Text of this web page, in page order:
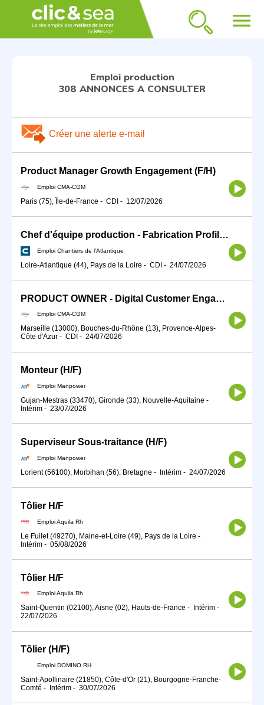
menu
Emploi production
308 ANNONCES A CONSULTER
Créer une alerte e-mail
Product Manager Growth Engagement (F/H)
Emploi CMA-CGM
Paris (75), Île-de-France - CDI - 12/07/2026
Chef d'équipe production - Fabrication Profilés H/F
Emploi Chantiers de l'Atlantique
Loire-Atlantique (44), Pays de la Loire - CDI - 24/07/2026
PRODUCT OWNER - Digital Customer Engagement (H/F) - CMA CGM Siège Social
Emploi CMA-CGM
Marseille (13000), Bouches-du-Rhône (13), Provence-Alpes-
Côte d'Azur - CDI - 24/07/2026
Monteur (H/F)
Emploi Manpower
Gujan-Mestras (33470), Gironde (33), Nouvelle-Aquitaine -
Intérim - 23/07/2026
Superviseur Sous-traitance (H/F)
Emploi Manpower
Lorient (56100), Morbihan (56), Bretagne - Intérim - 24/07/2026
Tôlier H/F
Emploi Aquila Rh
Le Fuilet (49270), Maine-et-Loire (49), Pays de la Loire -
Intérim - 05/08/2026
Tôlier H/F
Emploi Aquila Rh
Saint-Quentin (02100), Aisne (02), Hauts-de-France - Intérim -
22/07/2026
Tôlier (H/F)
Emploi DOMINO RH
Saint-Apollinaire (21850), Côte-d'Or (21), Bourgogne-Franche-
Comté - Intérim - 30/07/2026